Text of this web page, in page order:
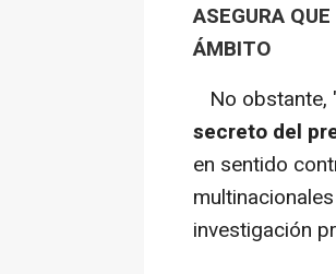
ASEGURA
ÁMBITO
No obstante,
secreto del
en sentido
investigación